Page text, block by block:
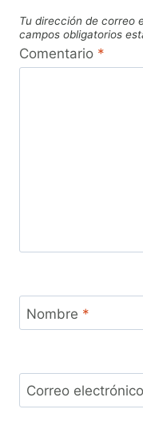
Tu dirección de correo
campos obligatorios
Comentario *
Nombre *
Correo electrónico